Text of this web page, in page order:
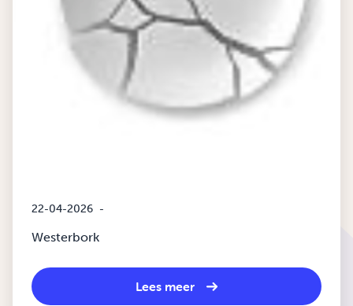
22-04-2026 -
Westerbork
Lees meer